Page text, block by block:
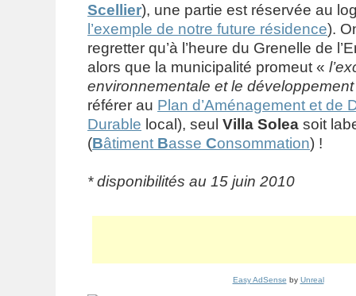
Scellier), une partie est réservée au
l’exemple de notre future résidence).
regretter qu’à l’heure du Grenelle de
alors que la municipalité promeut «
environnementale et le
référer au Plan d’Aménagement et de
Durable local), seul Villa Solea soit
(Bâtiment Basse Consommation) !
* disponibilités au 15 juin 2010
Easy AdSense by Unreal